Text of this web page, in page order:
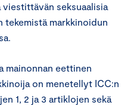
seksuaalisia
tekemistä markkinoidun
mainonnan eettinen
on menetellyt ICC:n
1, 2 ja 3 artiklojen sekä